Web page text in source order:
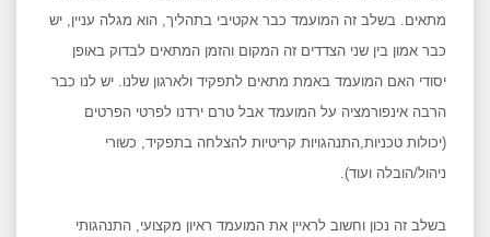
מתאים. בשלב זה המועמד כבר אקטיבי בתהליך, הוא מגלה עניין, יש
כבר אמון בין שני הצדדים זה המקום והזמן המתאים לבדוק באופן
יסודי האם המועמד באמת מתאים לתפקיד ולארגון שלנו. יש לנו כבר
הרבה אינפורמציה על המועמד אבל טרם ירדנו לפרטי הפרטים
(יכולות טכניות,התנהגויות קריטיות להצלחה בתפקיד, כשורי
ניהול/הובלה ועוד).
בשלב זה נכון וחשוב לראיין את המועמד ראיון מקצועי, התנהגותי